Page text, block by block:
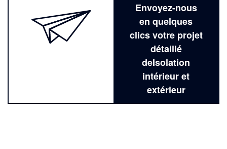
Envoyez-nous
en quelques
clics votre projet
détaillé
deIsolation
intérieur et
extérieur